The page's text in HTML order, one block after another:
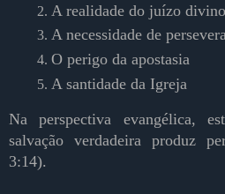
A realidade do juízo divino
A necessidade de
O perigo da apostasia
A santidade da Igreja
Na perspectiva evangélica,
salvação verdadeira produz
3:14).